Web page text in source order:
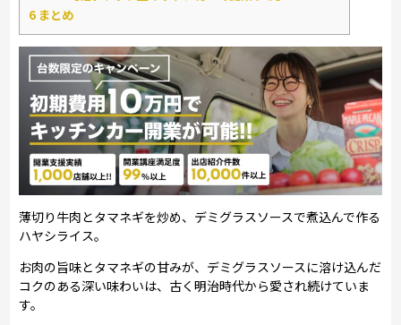
6 まとめ
薄切り牛肉とタマネギを炒め、デミグラスソースで煮込んで作る
ハヤシライス。
お肉の旨味とタマネギの甘みが、デミグラスソースに溶け込んだ
コクのある深い味わいは、古く明治時代から愛され続けていま
す。